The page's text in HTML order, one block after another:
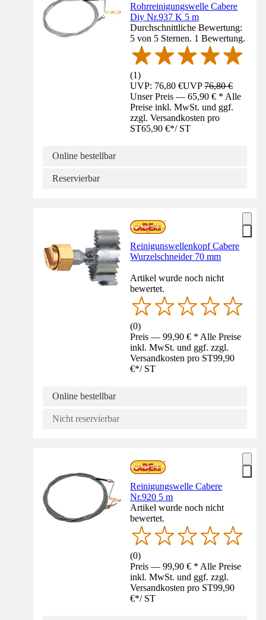
Rohrreinigungswelle Cabere
Diy Nr.937 K 5 m
Durchschnittliche Bewertung:
5 von 5 Sternen. 1 Bewertung.
(1)
UVP: 76,80 €UVP76,80 €
Unser Preis — 65,90 € * Alle
Preise inkl. MwSt. und ggf.
zzgl. Versandkosten pro
ST65,90 €*/ ST
Online bestellbar
Reservierbar
Reinigunswellenkopf Cabere
Wurzelschneider 70 mm
Artikel wurde noch nicht
bewertet.
(0)
Preis — 99,90 € * Alle Preise
inkl. MwSt. und ggf. zzgl.
Versandkosten pro ST99,90
€*/ ST
Online bestellbar
Nicht reservierbar
Reinigungswelle Cabere
Nr.920 5 m
Artikel wurde noch nicht
bewertet.
(0)
Preis — 99,90 € * Alle Preise
inkl. MwSt. und ggf. zzgl.
Versandkosten pro ST99,90
€*/ ST